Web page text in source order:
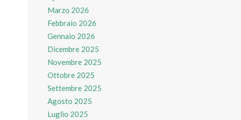
Marzo 2026
Febbraio 2026
Gennaio 2026
Dicembre 2025
Novembre 2025
Ottobre 2025
Settembre 2025
Agosto 2025
Luglio 2025